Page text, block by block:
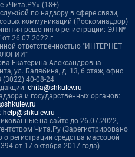
«Чита.РУ» (18+)
по надзору в сфере связи,
коммуникаций (Роскомнадзор)
решения о регистрации: ЭЛ №
26.07.2022 г.
ответственностью "ИНТЕРНЕТ
Екатерина Александровна
ул. Балябина, д. 13, 6 этаж, офис
(3022) 40-08-24
chita@shkulev.ru
и государственных органов:
help@shkulev.ru
на сайте до 26.07.2022,
Чита.Ру (Зарегистрировано
регистрации средства массовой
от 17 октября 2017 года)